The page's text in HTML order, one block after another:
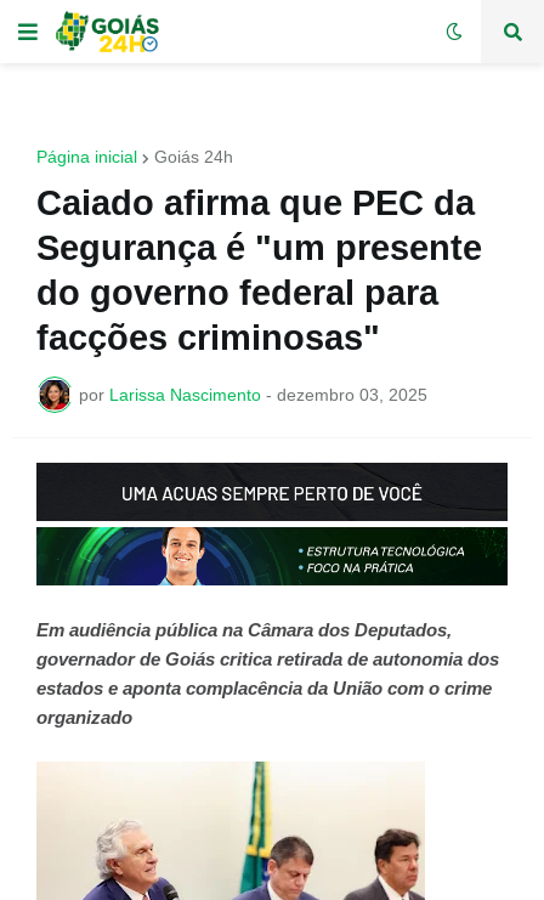
Página inicial Goiás 24h
Caiado afirma que PEC da
Segurança é "um presente
do governo federal para
facções criminosas"
por Larissa Nascimento - dezembro 03, 2025
Em audiência pública na Câmara dos Deputados,
governador de Goiás critica retirada de autonomia dos
estados e aponta complacência da União com o crime
organizado